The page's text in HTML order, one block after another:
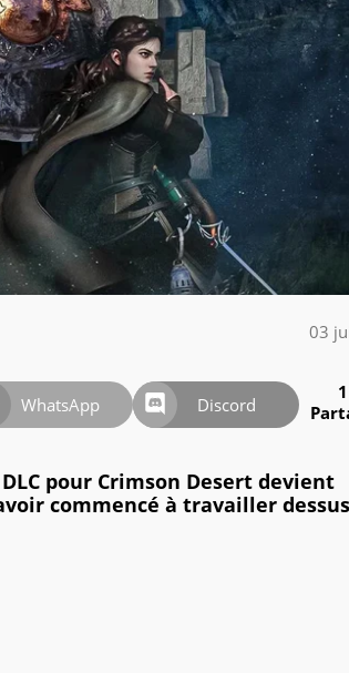
03
WhatsApp Discord
1
pour Crimson Desert devient
commencé à travailler